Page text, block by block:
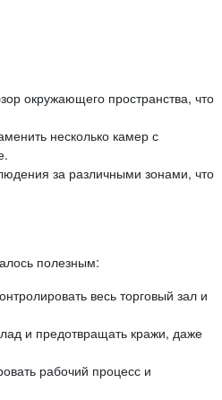
окружающего пространства, что
несколько камер с
за различными зонами, что
полезным:
весь торговый зал и
и предотвращать кражи, даже
рабочий процесс и